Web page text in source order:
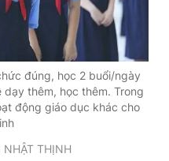
đúng, học 2 buổi/ngày
thêm, học thêm. Trong
động giáo dục khác cho
NHẬT THỊNH